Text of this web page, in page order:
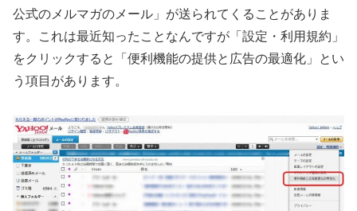
公式のメルマガのメール」が送られてくることがありま
す。これは最近知ったことなんですが「設定・利用規約」
をクリックすると「便利機能の提供と広告の最適化」とい
う項目があります。